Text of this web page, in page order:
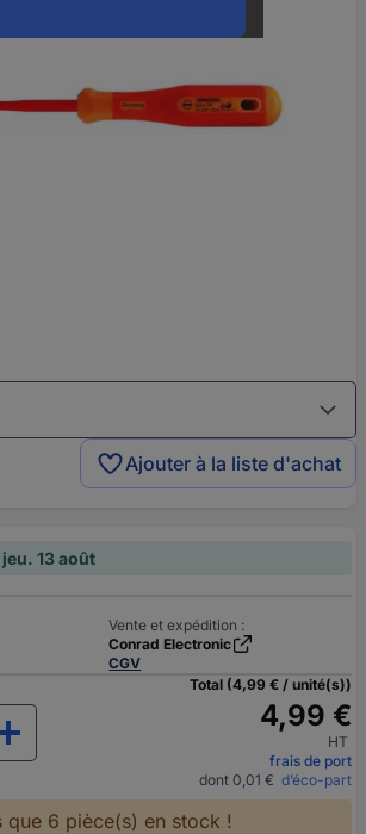
Ajouter à la liste d'achat
13 août
Vente et expédition :
Conrad Electronic
CGV
Total (4,99 € / unité(s))
4,99 €
HT
frais de port
dont 0,01 € d’éco-part
que 6 pièce(s) en stock !